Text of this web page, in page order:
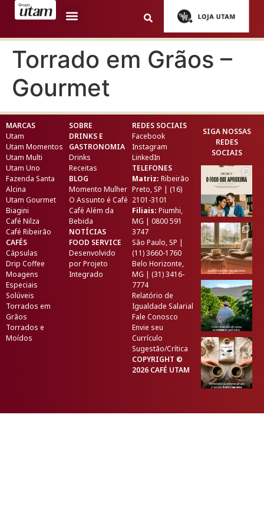
Torrado em Grãos –
Gourmet
MARCAS
Utam
Utam Momentos
Utam Multi
Utam Uno
Fazenda Santa
Alcina
Utam Gourmet
Biagini
Café Nilza
Café Ribeirão
CAFÉS
Cápsulas
Drip Coffee
Moagens
Especiais
Solúveis
Torrados em
Grãos
Torrados e
Moídos
SOBRE
DRINKS E
GASTRONOMIA
Drinks
Receitas
BLOG
Momento Mulher
O Assunto é Café
Café Além da
Bebida
NOTÍCIAS
FOOD SERVICE
Desenvolvido
porProjeto
Integrado
REDES SOCIAIS
Facebook
Instagram
LinkedIn
TELEFONES
Matriz: Ribeirão
Preto, SP | (16)
2101-3101
Filiais: Piumhi,
MG | 0800 591
3747
São Paulo, SP |
(11) 3660-1760
Belo Horizonte,
MG | (31) 3416-
7774
Relatório de
Igualdade Salarial
Fale Conosco
Envie seu
Currículo
Sugestão/Crítica
COPYRIGHT ©
2026 CAFÉ UTAM
SIGA NOSSAS
REDES
SOCIAIS